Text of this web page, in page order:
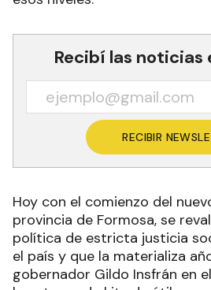
Recibí las noticias
RECIBIR
Hoy con el comienzo del
provincia de Formosa, se
política de estricta justicia
el país y que la materializa
gobernador Gildo Insfrán en